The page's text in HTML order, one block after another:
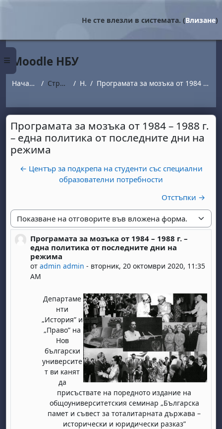
Страничен панел
Не сте влезли в системата. (Влизане)
Moodle НБУ
Начална страница Страници от сайта Новини Програмата за мозъка от 1984 – 1988 г. – една политика от последните дни на режима
Програмата за мозъка от 1984 – 1988 г.
– една политика от последните дни на
режима
← Център за подкрепа на студенти със специални
образователни потребности
Отстъпки →
Начин на показване
Програмата за мозъка от 1984 – 1988 г. –
една политика от последните дни на
режима
отadmin admin - вторник, 20 октомври 2020, 11:35
AM
Number of replies: 0
Департаме
нти
„История” и
„Право” на
Нов
български
университе
т ви канят
да
присъствате на поредното издание на
общоуниверситетския семинар „Българска
памет и съвест за тоталитарната държава –
исторически и юридически разказ”